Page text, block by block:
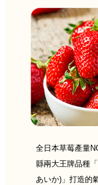
全日本草莓產量
縣兩大王牌品種
あいか)」打造的